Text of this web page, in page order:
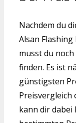
Nachdem du
Alsan
musst du
finden. Es ist
günstigsten
Preisvergleich
kann dir dabei